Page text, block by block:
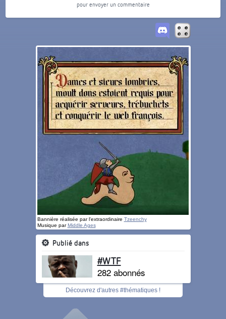
pour envoyer un commentaire
Bannière réalisée par l'extraordinaire Tzeenchy
Musique parMiddle Ages
Publié dans
#WTF
282 abonnés
Découvrez d'autres #thématiques !